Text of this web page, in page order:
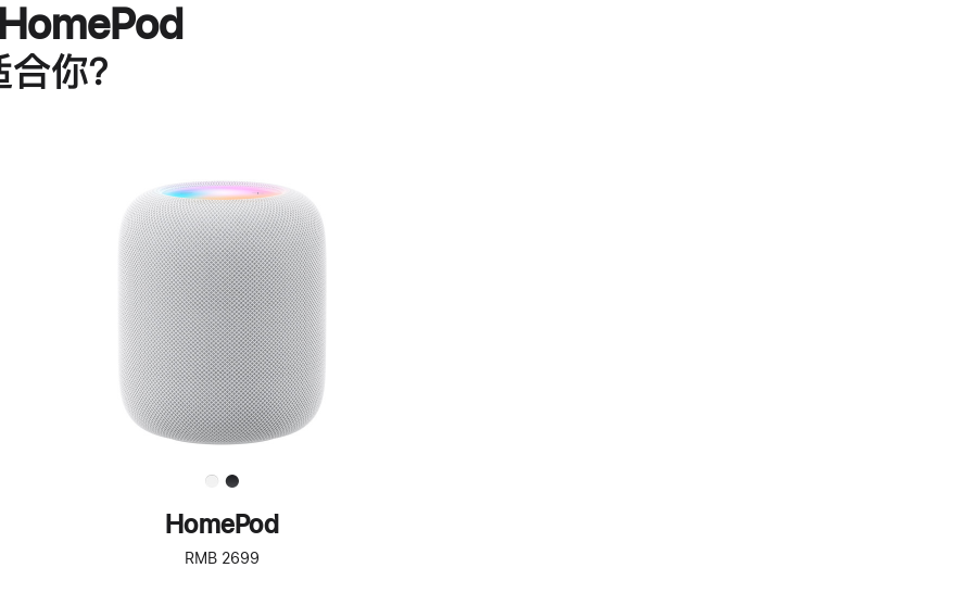
你？
进
一
步
了
解
HomePod<
HomePod
RMB 2699